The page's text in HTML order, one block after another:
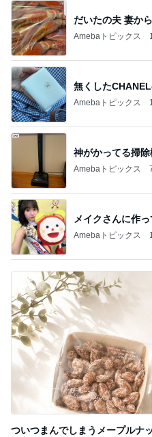
だいたの夫 妻か
Amebaトピックス
無くした
Amebaトピックス
神がかってる掃除
Amebaトピックス
メイクさんに作
Amebaトピックス
ついつまんでしまうメープルナ